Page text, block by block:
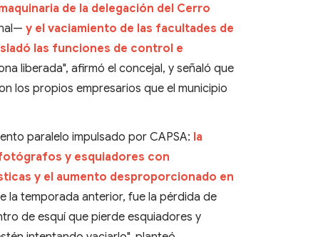
de la delegación del Cerro
y el vaciamiento de las facultades de
las funciones de control e
liberada", afirmó el concejal, y señaló que
los propios empresarios que el municipio
paralelo impulsado por CAPSA: la
y esquiadores con
y el aumento desproporcionado en
la temporada anterior, fue la pérdida de
de esquí que pierde esquiadores y